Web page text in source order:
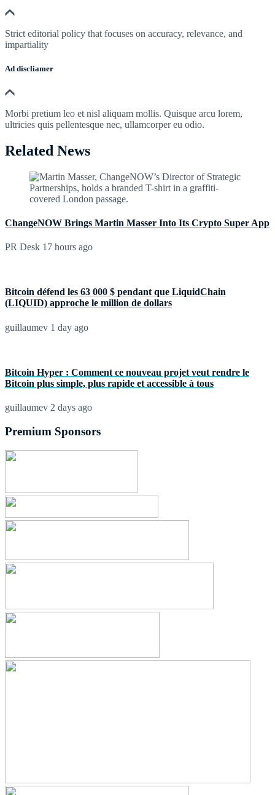
Strict editorial policy that focuses on accuracy, relevance, and
impartiality
Ad discliamer
Morbi pretium leo et nisl aliquam mollis. Quisque arcu lorem,
ultricies quis pellentesque nec, ullamcorper eu odio.
Related News
ChangeNOW Brings Martin Masser Into Its Crypto Super App
PR Desk 17 hours ago
Bitcoin défend les 63 000 $ pendant que LiquidChain
(LIQUID) approche le million de dollars
guillaumev 1 day ago
Bitcoin Hyper : Comment ce nouveau projet veut rendre le
Bitcoin plus simple, plus rapide et accessible à tous
guillaumev 2 days ago
Premium Sponsors